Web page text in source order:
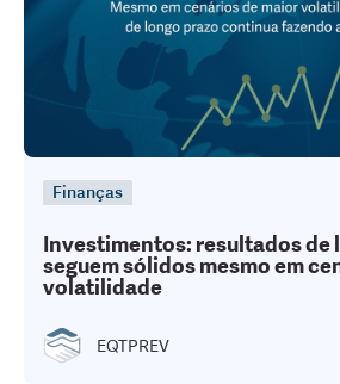
Finanças
Investimentos: resultados de
seguem sólidos mesmo em
volatilidade
EQTPREV